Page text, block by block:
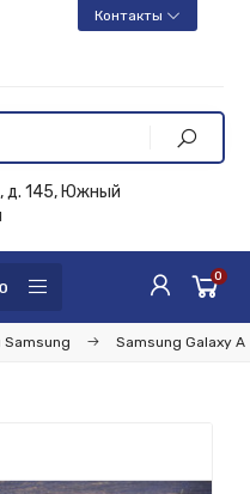
Контакты
д. 145, Южный
0
Samsung Galaxy A